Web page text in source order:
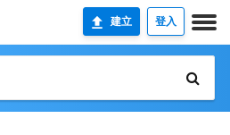
建立 登入